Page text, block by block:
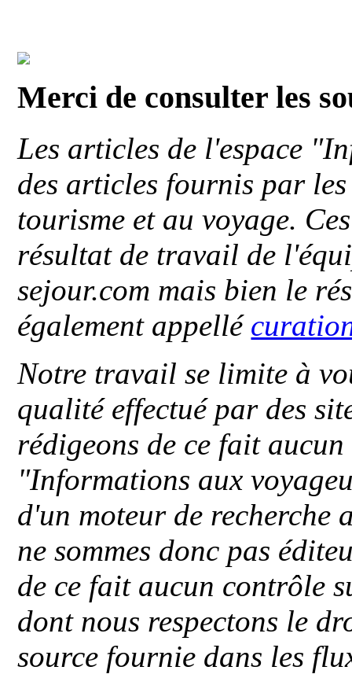
Merci de consulter les
Les articles de l'espace
des articles fournis par
tourisme et au voyage.
résultat de travail de
sejour.com mais bien le
également appellé
Notre travail se limite à
qualité effectué par des
rédigeons de ce fait
"Informations aux
d'un moteur de recherche
ne sommes donc pas
de ce fait aucun contrôle
dont nous respectons le
source fournie dans les